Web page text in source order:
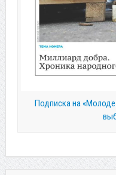
Подписка на